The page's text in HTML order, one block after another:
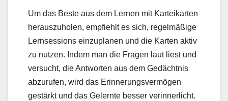
Um das Beste aus dem Lernen mit Karteikarten
herauszuholen, empfiehlt es sich, regelmäßige
Lernsessions einzuplanen und die Karten aktiv
zu nutzen. Indem man die Fragen laut liest und
versucht, die Antworten aus dem Gedächtnis
abzurufen, wird das Erinnerungsvermögen
gestärkt und das Gelernte besser verinnerlicht.